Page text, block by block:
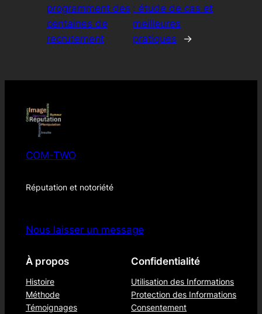
programment des
centaines de
recrutement
: étude de cas et
meilleures
pratiques
→
COM-TWO
Réputation et notoriété
Nous laisser un message
À propos
Histoire
Méthode
Témoignages
Confidentialité
Utilisation des Informations
Protection des Informations
Consentement